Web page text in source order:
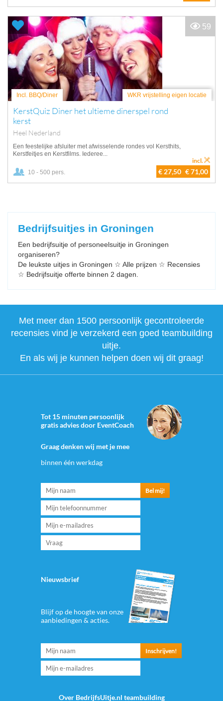
Incl. BBQ/Diner WKR vrijstelling eigen locatie
KerstQuiz Diner het ultieme dinerspel rond
kerst
Heel Nederland
Een feestelijke afsluiter met afwisselende rondes vol Kersthits,
Kerstfeitjes en Kerstfilms. Iederee...
10 - 500 pers. € 27,50 € 71,00
incl.
59
Bedrijfsuitjes in Groningen
Een bedrijfsuitje of personeelsuitje in Groningen
organiseren?
De leukste uitjes in Groningen ☆ Alle prijzen ☆ Recensies
☆ Bedrijfsuitje offerte binnen 2 dagen.
Met meer dan 1500 persoonlijk gecontroleerde
recensies vind je verzekerd een goed teambuilding
uitje.
En als wij je kunnen helpen doen wij dit graag!
Tot 15 minuten persoonlijk
gratis advies door EventCoach
Graag denken wij met je mee
binnen één werkdag
Nieuwsbrief
Blijf op de hoogte van onze
aanbiedingen & acties.
Over BedrijfsUitje.nl teambuilding